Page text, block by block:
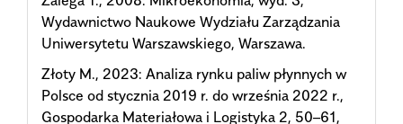
Wydawnictwo Naukowe Wydziału Zarządzania
Uniwersytetu Warszawskiego, Warszawa.
Złoty M., 2023: Analiza rynku paliw płynnych w
Polsce od stycznia 2019 r. do września 2022 r.,
Gospodarka Materiałowa i Logistyka 2, 50–61,